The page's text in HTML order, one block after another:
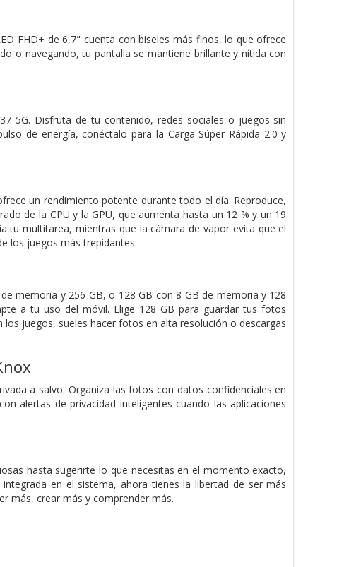
FHD+ de 6,7" cuenta con biseles más finos, lo que ofrece
o navegando, tu pantalla se mantiene brillante y nítida con
5G. Disfruta de tu contenido, redes sociales o juegos sin
de energía, conéctalo para la Carga Súper Rápida 2.0 y
un rendimiento potente durante todo el día. Reproduce,
de la CPU y la GPU, que aumenta hasta un 12 % y un 19
tu multitarea, mientras que la cámara de vapor evita que el
los juegos más trepidantes.
memoria y 256 GB, o 128 GB con 8 GB de memoria y 128
a tu uso del móvil. Elige 128 GB para guardar tus fotos
juegos, sueles hacer fotos en alta resolución o descargas
a salvo. Organiza las fotos con datos confidenciales en
alertas de privacidad inteligentes cuando las aplicaciones
hasta sugerirte lo que necesitas en el momento exacto,
en el sistema, ahora tienes la libertad de ser más
más, crear más y comprender más.